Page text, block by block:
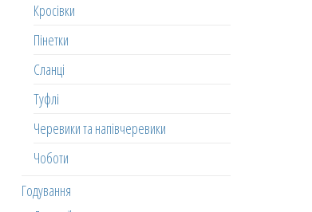
Кросівки
Пінетки
Сланці
Туфлі
Черевики та напівчеревики
Чоботи
Годування